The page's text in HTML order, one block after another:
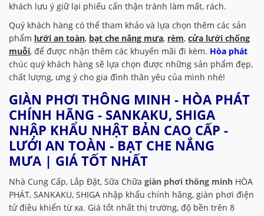
khách lưu ý giữ lại phiếu cẩn thận tránh làm mất, rách.
Quý khách hàng có thể tham khảo và lựa chọn thêm các sản
phẩm lưới an toàn, bạt che nắng mưa, rèm, cửa lưới chống
muỗi, để được nhận thêm các khuyến mãi đi kèm. Hòa phát
chúc quý khách hàng sẽ lựa chọn được những sản phẩm đẹp,
chất lượng, ưng ý cho gia đình thân yêu của mình nhé!
GIÀN PHƠI THÔNG MINH - HÒA PHÁT
CHÍNH HÃNG - SANKAKU, SHIGA
NHẬP KHẨU NHẬT BẢN CAO CẤP -
LƯỚI AN TOÀN - BẠT CHE NẮNG
MƯA | GIÁ TỐT NHẤT
Nhà Cung Cấp, Lắp Đặt, Sữa Chữa giàn phơi thông minh HÒA
PHÁT, SANKAKU, SHIGA nhập khẩu chính hãng, giàn phơi điện
tử điều khiển từ xa. Giá tốt nhất thị trường, độ bền trên 8